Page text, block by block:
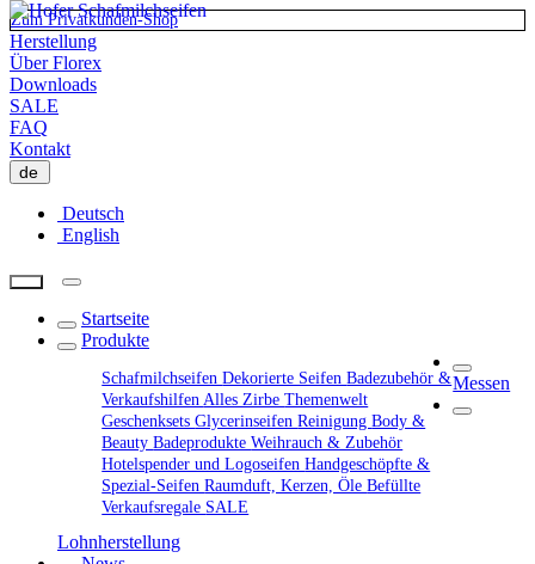
Zum Privatkunden-Shop
Herstellung
Über Florex
Downloads
SALE
FAQ
Kontakt
de
Deutsch
English
Startseite
Produkte
SchafmilchseifenDekorierte SeifenBadezubehör &
Verkaufshilfen Alles ZirbeThemenwelt
GeschenksetsGlycerinseifenReinigungBody &
BeautyBadeprodukteWeihrauch & Zubehör
Hotelspender und LogoseifenHandgeschöpfte &
Spezial-SeifenRaumduft, Kerzen, ÖleBefüllte
Verkaufsregale SALE
Messen
Lohnherstellung